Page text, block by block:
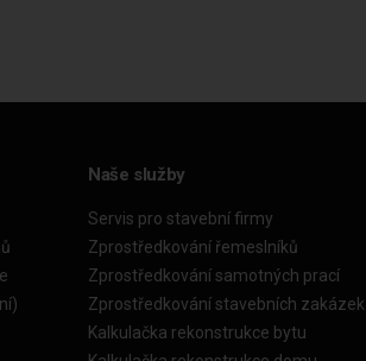
Naše služby
Servis pro stavební firmy
Zprostředkování řemeslníků
Zprostředkování samotných prací
Zprostředkování stavebních zakázek
Kalkulačka rekonstrukce bytu